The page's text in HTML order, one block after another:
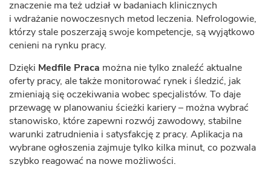
znaczenie ma też udział w badaniach klinicznych
i wdrażanie nowoczesnych metod leczenia. Nefrologowie,
którzy stale poszerzają swoje kompetencje, są wyjątkowo
cenieni na rynku pracy.
Dzięki Medfile Praca można nie tylko znaleźć aktualne
oferty pracy, ale także monitorować rynek i śledzić, jak
zmieniają się oczekiwania wobec specjalistów. To daje
przewagę w planowaniu ścieżki kariery – można wybrać
stanowisko, które zapewni rozwój zawodowy, stabilne
warunki zatrudnienia i satysfakcję z pracy. Aplikacja na
wybrane ogłoszenia zajmuje tylko kilka minut, co pozwala
szybko reagować na nowe możliwości.